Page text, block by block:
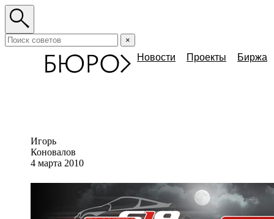
×
Новости Проекты Биржа
Игорь
Коновалов
4 марта 2010